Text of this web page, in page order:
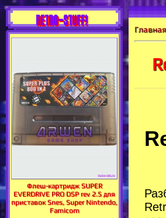
RETRO-STUFF!
Флеш-картридж SUPER
EVERDRIVE PRO DSP rev 2.5 для
приставок Snes, Super Nintendo,
Famicom
Главная